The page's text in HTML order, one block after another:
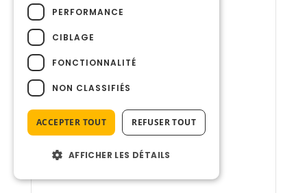
PERFORMANCE
CIBLAGE
FONCTIONNALITÉ
NON CLASSIFIÉS
ACCEPTER TOUT REFUSER TOUT
AFFICHER LES DÉTAILS